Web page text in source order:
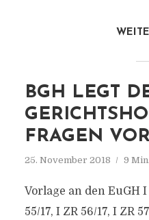
BGH LEGT
FRAGEN VOR
25. November 2018 9
Vorlage an den EuGH I
55/17, I ZR 56/17, I ZR